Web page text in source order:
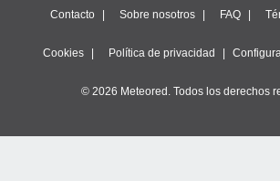
Contacto Sobre nosotros FAQ
Cookies Política de privacidad
© 2026 Meteored. Todos los derechos